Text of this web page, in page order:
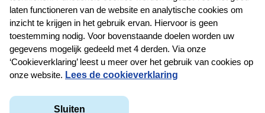
© 2026 MAX Maakt Mogelijk
Algemene voorwaarden
Cookieverklaring